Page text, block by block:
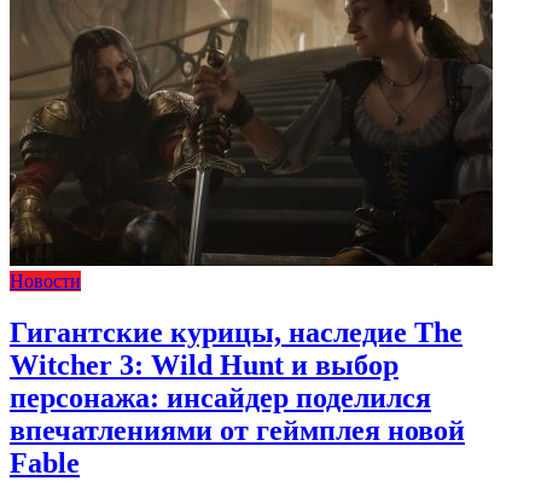
Новости
Гигантские курицы, наследие The
Witcher 3: Wild Hunt и выбор
персонажа: инсайдер поделился
впечатлениями от геймплея новой
Fable